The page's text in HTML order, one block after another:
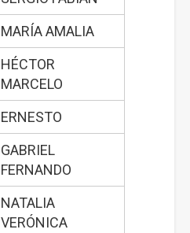
MARÍA AMALIA
HÉCTOR
MARCELO
ERNESTO
GABRIEL
FERNANDO
NATALIA
VERÓNICA